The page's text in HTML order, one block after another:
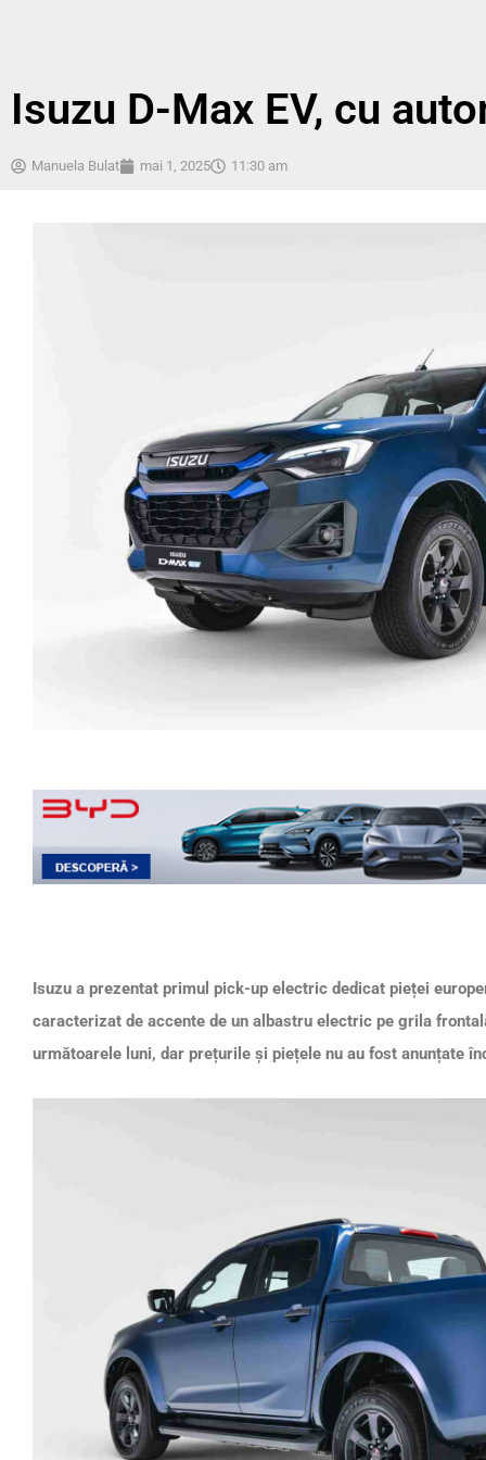
Isuzu D-Max EV, cu
Manuela Bulat mai 1, 2025 11:30 am
Isuzu a prezentat primul pick-up electric dedicat pieței
caracterizat de accente de un albastru electric pe grila
următoarele luni, dar prețurile și piețele nu au fost anunțate